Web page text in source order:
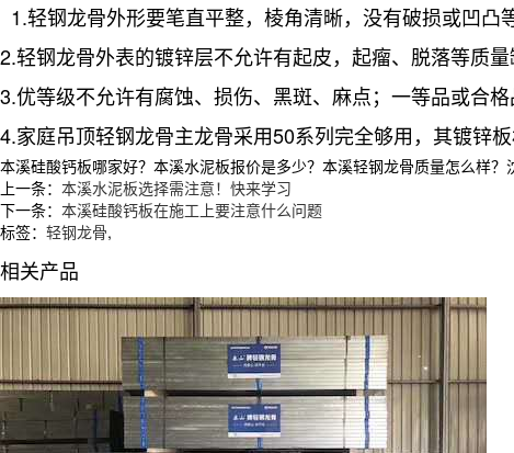
1.轻钢龙骨外形要笔直平整，棱角清晰，没有破损或凹凸
2.轻钢龙骨外表的镀锌层不允许有起皮，起瘤、脱落等质量
3.优等级不允许有腐蚀、损伤、黑斑、麻点；一等品或合
4.家庭吊顶轻钢龙骨主龙骨采用50系列完全够用，其镀锌
本溪硅酸钙板哪家好？本溪水泥板报价是多少？本溪轻钢龙骨质量怎么样
上一条： 本溪水泥板选择需注意！快来学习
下一条： 本溪硅酸钙板在施工上要注意什么问题
标签： 轻钢龙骨,
相关产品